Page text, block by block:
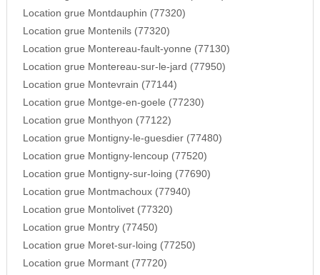
Location grue Montdauphin (77320)
Location grue Montenils (77320)
Location grue Montereau-fault-yonne (77130)
Location grue Montereau-sur-le-jard (77950)
Location grue Montevrain (77144)
Location grue Montge-en-goele (77230)
Location grue Monthyon (77122)
Location grue Montigny-le-guesdier (77480)
Location grue Montigny-lencoup (77520)
Location grue Montigny-sur-loing (77690)
Location grue Montmachoux (77940)
Location grue Montolivet (77320)
Location grue Montry (77450)
Location grue Moret-sur-loing (77250)
Location grue Mormant (77720)